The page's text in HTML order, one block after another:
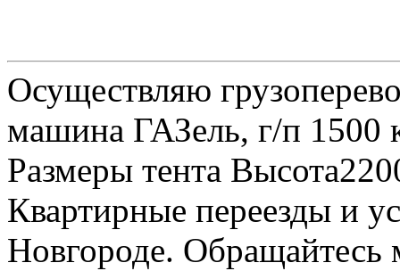
Осуществляю
машина ГАЗель, г/п 1500
Размеры тента
Квартирные переезды и
Новгороде.